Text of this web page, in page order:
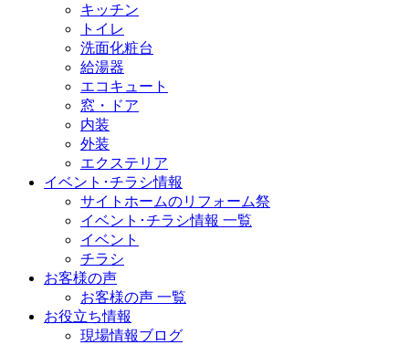
キッチン
トイレ
洗面化粧台
給湯器
エコキュート
窓・ドア
内装
外装
エクステリア
イベント･チラシ情報
サイトホームのリフォーム祭
イベント･チラシ情報 一覧
イベント
チラシ
お客様の声
お客様の声 一覧
お役立ち情報
現場情報ブログ